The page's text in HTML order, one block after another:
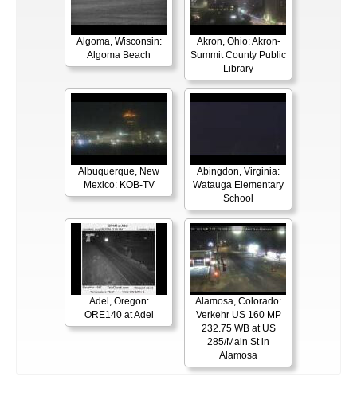
Algoma, Wisconsin:
Algoma Beach
Akron, Ohio: Akron-
Summit County Public
Library
Albuquerque, New
Mexico: KOB-TV
Abingdon, Virginia:
Watauga Elementary
School
Adel, Oregon:
ORE140 at Adel
Alamosa, Colorado:
Verkehr US 160 MP
232.75 WB at US
285/Main St in
Alamosa